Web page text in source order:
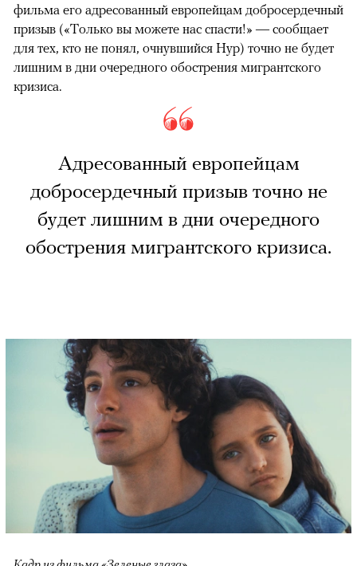
фильма его адресованный европейцам добросердечный
призыв («Только вы можете нас спасти!» — сообщает
для тех, кто не понял, очнувшийся Нур) точно не будет
лишним в дни очередного обострения мигрантского
кризиса.
Адресованный европейцам
добросердечный призыв точно не
будет лишним в дни очередного
обострения мигрантского кризиса.